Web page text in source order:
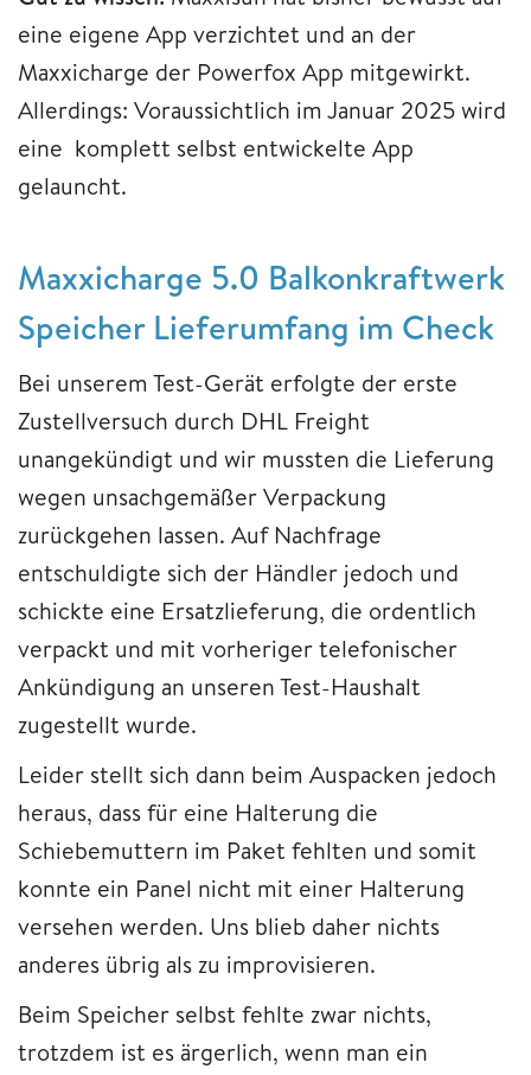
eine eigene App verzichtet und an der
Maxxicharge der Powerfox App mitgewirkt.
Allerdings: Voraussichtlich im Januar 2025 wird
eine komplett selbst entwickelte App
gelauncht.
Maxxicharge 5.0 Balkonkraftwerk
Speicher Lieferumfang im Check
Bei unserem Test-Gerät erfolgte der erste
Zustellversuch durch DHL Freight
unangekündigt und wir mussten die Lieferung
wegen unsachgemäßer Verpackung
zurückgehen lassen. Auf Nachfrage
entschuldigte sich der Händler jedoch und
schickte eine Ersatzlieferung, die ordentlich
verpackt und mit vorheriger telefonischer
Ankündigung an unseren Test-Haushalt
zugestellt wurde.
Leider stellt sich dann beim Auspacken jedoch
heraus, dass für eine Halterung die
Schiebemuttern im Paket fehlten und somit
konnte ein Panel nicht mit einer Halterung
versehen werden. Uns blieb daher nichts
anderes übrig als zu improvisieren.
Beim Speicher selbst fehlte zwar nichts,
trotzdem ist es ärgerlich, wenn man ein